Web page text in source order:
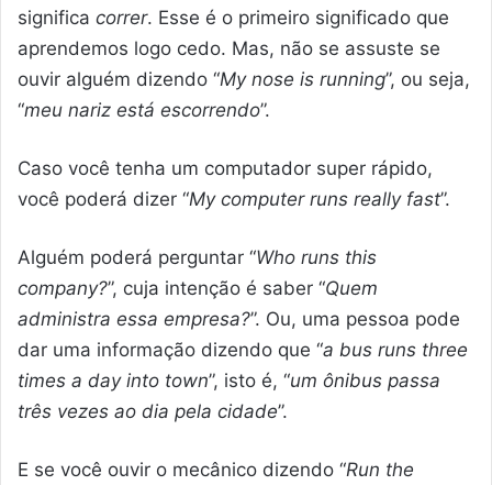
significa correr. Esse é o primeiro significado que
aprendemos logo cedo. Mas, não se assuste se
ouvir alguém dizendo “My nose is running”, ou seja,
“meu nariz está escorrendo”.
Caso você tenha um computador super rápido,
você poderá dizer “My computer runs really fast”.
Alguém poderá perguntar “Who runs this
company?”, cuja intenção é saber “Quem
administra essa empresa?”. Ou, uma pessoa pode
dar uma informação dizendo que “a bus runs three
times a day into town”, isto é, “um ônibus passa
três vezes ao dia pela cidade”.
E se você ouvir o mecânico dizendo “Run the